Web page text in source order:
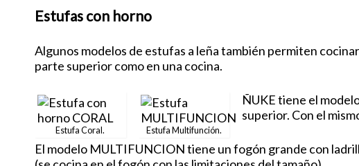
Estufas con horno
Algunos modelos de estufas a leña también permiten
parte superior como en una cocina.
Estufa Coral. Estufa Multifunción.
ÑUKE tiene el
superior. Con el
El modelo MULTIFUNCION tiene un fogón grande con